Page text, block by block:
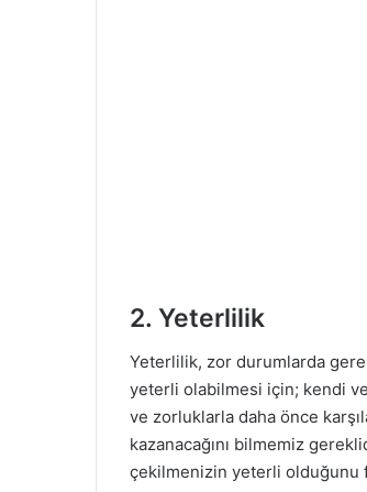
2. Yeterlilik
Yeterlilik, zor durumlarda
yeterli olabilmesi için; kendi
ve zorluklarla daha önce
kazanacağını bilmemiz
çekilmenizin yeterli olduğunu